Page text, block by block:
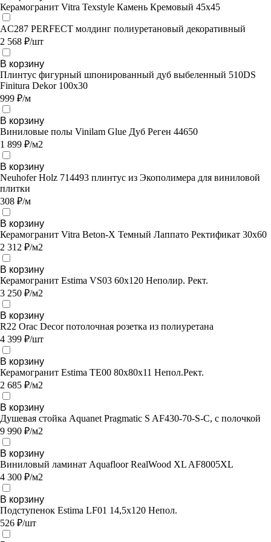
Керамогранит Vitra Texstyle Камень Кремовый 45х45
AC287 PERFECT молдинг полиуретановый декоративный
2 568 ₽/шт
В корзину
Плинтус фигурный шпонированный дуб выбеленный 510DS
Finitura Dekor 100x30
999 ₽/м
В корзину
Виниловые полы Vinilam Glue Дуб Реген 44650
1 899 ₽/м2
В корзину
Neuhofer Holz 714493 плинтус из Экополимера для виниловой
плитки
308 ₽/м
В корзину
Керамогранит Vitra Beton-X Темный Лаппато Ректификат 30х60
2 312 ₽/м2
В корзину
Керамогранит Estima VS03 60x120 Неполир. Рект.
3 250 ₽/м2
В корзину
R22 Orac Decor потолочная розетка из полиуретана
4 399 ₽/шт
В корзину
Керамогранит Estima TE00 80x80x11 Непол.Рект.
2 685 ₽/м2
В корзину
Душевая стойка Aquanet Pragmatic S AF430-70-S-C, с полочкой
9 990 ₽/м2
В корзину
Виниловый ламинат Aquafloor RealWood XL AF8005XL
4 300 ₽/м2
В корзину
Подступенок Estima LF01 14,5x120 Непол.
526 ₽/шт